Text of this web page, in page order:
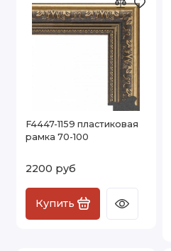
F4447-1159 пластиковая
рамка 70-100
2200 руб
Купить